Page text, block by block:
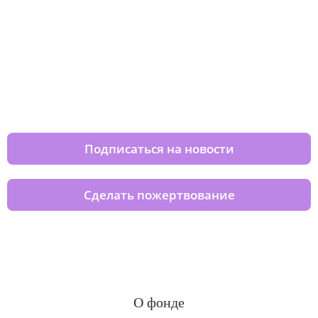
Подписаться на новости
Сделать пожертвование
О фонде